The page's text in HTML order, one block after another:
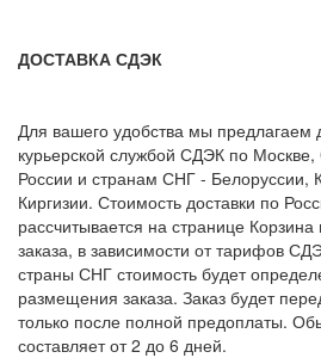
ДОСТАВКА СДЭК
Для вашего удобства мы предлагаем
курьерской службой СДЭК по Москве,
России и странам СНГ - Белоруссии,
Киргизии. Стоимость доставки по
рассчитывается на странице
заказа, в зависимости от тарифов
страны СНГ стоимость будет
размещения заказа. Заказ будет
только после полной предоплаты.
составляет от 2 до 6 дней.